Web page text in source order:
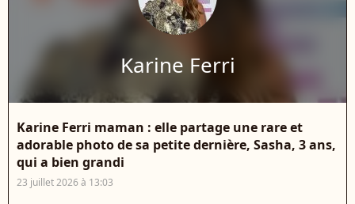
Karine Ferri
Karine Ferri maman : elle partage une rare et
adorable photo de sa petite dernière, Sasha, 3 ans,
qui a bien grandi
23 juillet 2026 à 13:03